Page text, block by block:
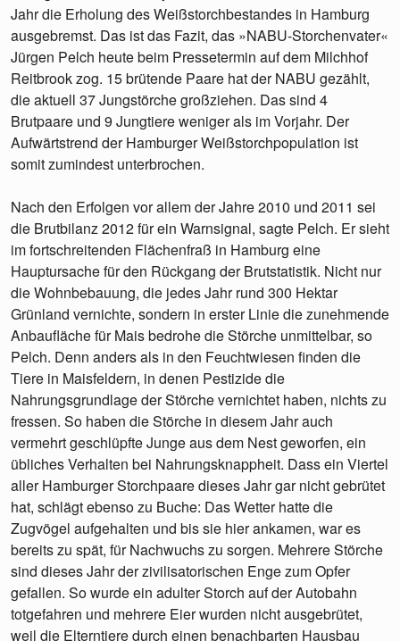
Jahr die Erholung des Weißstorchbestandes in Hamburg
ausgebremst. Das ist das Fazit, das »NABU-Storchenvater«
Jürgen Pelch heute beim Pressetermin auf dem Milchhof
Reitbrook zog. 15 brütende Paare hat der NABU gezählt,
die aktuell 37 Jungstörche großziehen. Das sind 4
Brutpaare und 9 Jungtiere weniger als im Vorjahr. Der
Aufwärtstrend der Hamburger Weißstorchpopulation ist
somit zumindest unterbrochen.
Nach den Erfolgen vor allem der Jahre 2010 und 2011 sei
die Brutbilanz 2012 für ein Warnsignal, sagte Pelch. Er sieht
im fortschreitenden Flächenfraß in Hamburg eine
Hauptursache für den Rückgang der Brutstatistik. Nicht nur
die Wohnbebauung, die jedes Jahr rund 300 Hektar
Grünland vernichte, sondern in erster Linie die zunehmende
Anbaufläche für Mais bedrohe die Störche unmittelbar, so
Pelch. Denn anders als in den Feuchtwiesen finden die
Tiere in Maisfeldern, in denen Pestizide die
Nahrungsgrundlage der Störche vernichtet haben, nichts zu
fressen. So haben die Störche in diesem Jahr auch
vermehrt geschlüpfte Junge aus dem Nest geworfen, ein
übliches Verhalten bei Nahrungsknappheit. Dass ein Viertel
aller Hamburger Storchpaare dieses Jahr gar nicht gebrütet
hat, schlägt ebenso zu Buche: Das Wetter hatte die
Zugvögel aufgehalten und bis sie hier ankamen, war es
bereits zu spät, für Nachwuchs zu sorgen. Mehrere Störche
sind dieses Jahr der zivilisatorischen Enge zum Opfer
gefallen. So wurde ein adulter Storch auf der Autobahn
totgefahren und mehrere Eier wurden nicht ausgebrütet,
weil die Elterntiere durch einen benachbarten Hausbau